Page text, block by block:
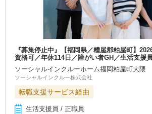
『募集停止中』【福岡県／糟屋郡粕屋町】
資格可／年休114日／障がい者GH／生活支援員
ソーシャルインクルーホーム福岡粕屋町大隈
ソーシャルインクルー株式会社
転職支援サービス経由
生活支援員 / 正職員